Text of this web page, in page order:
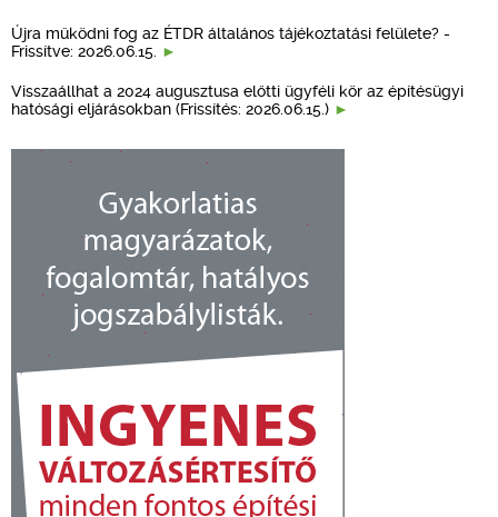
Újra működni fog az ÉTDR általános tájékoztatási felülete? -
Frissítve: 2026.06.15.
Visszaállhat a 2024 augusztusa előtti ügyféli kör az építésügyi
hatósági eljárásokban (Frissítés: 2026.06.15.)